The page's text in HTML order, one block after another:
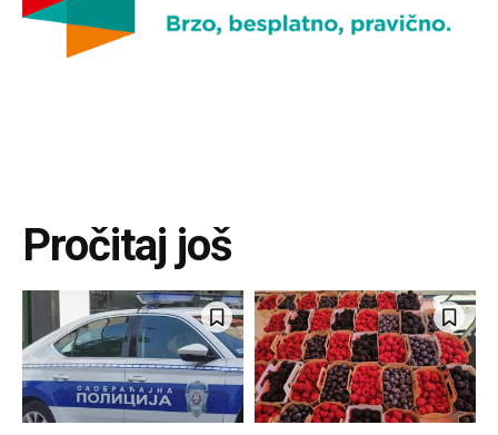
Pročitaj još